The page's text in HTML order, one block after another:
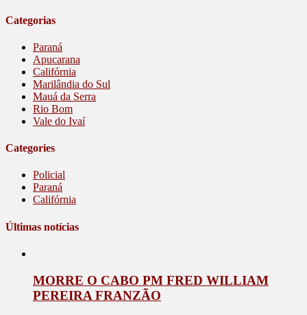
Categorias
Paraná
Apucarana
Califórnia
Marilândia do Sul
Mauá da Serra
Rio Bom
Vale do Ivaí
Categories
Policial
Paraná
Califórnia
Últimas notícias
MORRE O CABO PM FRED WILLIAM
PEREIRA FRANZÃO